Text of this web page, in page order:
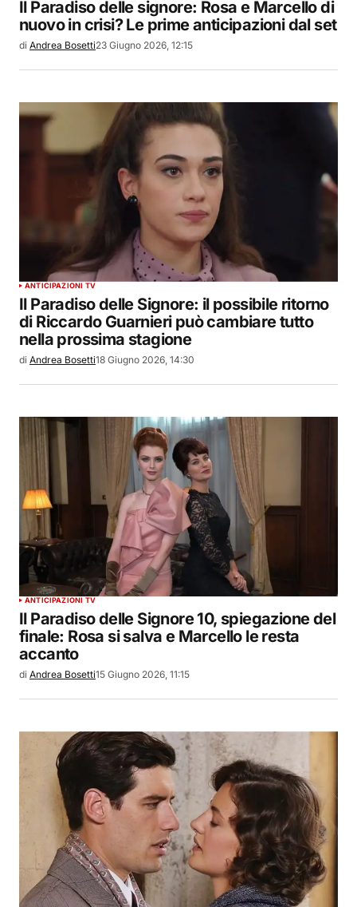
Il Paradiso delle signore: Rosa e Marcello di
nuovo in crisi? Le prime anticipazioni dal set
di Andrea Bosetti23 Giugno 2026, 12:15
ANTICIPAZIONI TV
Il Paradiso delle Signore: il possibile ritorno
di Riccardo Guarnieri può cambiare tutto
nella prossima stagione
di Andrea Bosetti18 Giugno 2026, 14:30
ANTICIPAZIONI TV
Il Paradiso delle Signore 10, spiegazione del
finale: Rosa si salva e Marcello le resta
accanto
di Andrea Bosetti15 Giugno 2026, 11:15